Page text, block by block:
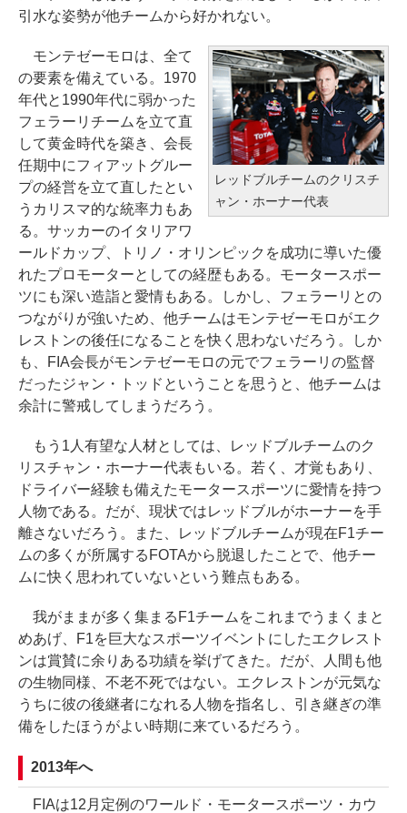
引水な姿勢が他チームから好かれない。
レッドブルチームのクリスチ
ャン・ホーナー代表
モンテゼーモロは、全て
の要素を備えている。1970
年代と1990年代に弱かった
フェラーリチームを立て直
して黄金時代を築き、会長
任期中にフィアットグルー
プの経営を立て直したとい
うカリスマ的な統率力もあ
る。サッカーのイタリアワ
ールドカップ、トリノ・オリンピックを成功に導いた優
れたプロモーターとしての経歴もある。モータースポー
ツにも深い造詣と愛情もある。しかし、フェラーリとの
つながりが強いため、他チームはモンテゼーモロがエク
レストンの後任になることを快く思わないだろう。しか
も、FIA会長がモンテゼーモロの元でフェラーリの監督
だったジャン・トッドということを思うと、他チームは
余計に警戒してしまうだろう。
もう1人有望な人材としては、レッドブルチームのク
リスチャン・ホーナー代表もいる。若く、才覚もあり、
ドライバー経験も備えたモータースポーツに愛情を持つ
人物である。だが、現状ではレッドブルがホーナーを手
離さないだろう。また、レッドブルチームが現在F1チー
ムの多くが所属するFOTAから脱退したことで、他チー
ムに快く思われていないという難点もある。
我がままが多く集まるF1チームをこれまでうまくまと
めあげ、F1を巨大なスポーツイベントにしたエクレスト
ンは賞賛に余りある功績を挙げてきた。だが、人間も他
の生物同様、不老不死ではない。エクレストンが元気な
うちに彼の後継者になれる人物を指名し、引き継ぎの準
備をしたほうがよい時期に来ているだろう。
2013年へ
FIAは12月定例のワールド・モータースポーツ・カウ